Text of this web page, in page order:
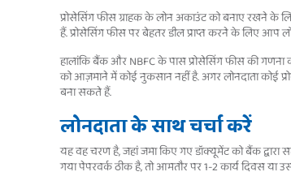
प्रोसेसिंग फीस ग्राहक के लोन अकाउंट को बनाए रखने के
हैं. प्रोसेसिंग फीस पर बेहतर डील प्राप्त करने के लिए आप
हालांकि बैंक और NBFC के पास प्रोसेसिंग फीस की
को आज़माने में कोई नुकसान नहीं है. अगर लोनदाता कोई
बना सकते हैं.
लोनदाता के साथ चर्चा करें
यह वह चरण है, जहां जमा किए गए डॉक्यूमेंट को बैंक द्वारा
गया पेपरवर्क ठीक है, तो आमतौर पर 1-2 कार्य दिवस